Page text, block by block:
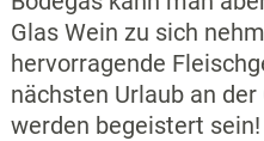
Glas Wein zu sich
hervorragende
nächsten Urlaub an der
werden begeistert sein!